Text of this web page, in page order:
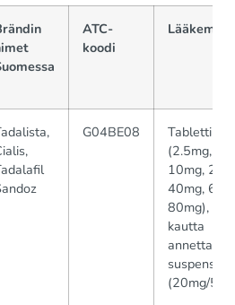
ATC-
koodi
G04BE08
Tablettina
(2.5mg,
10mg,
40mg,
80mg),
kautta
annettava
suspensio
(20mg/